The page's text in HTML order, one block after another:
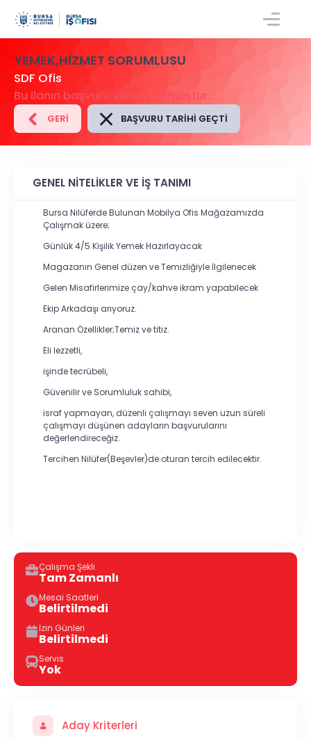
GIRIŞ/KAYIT
YEMEK,HIZMET SORUMLUSU
SDF Ofis
Bu ilanın başvuru süresi dolmuştur.
GERI BAŞVURU TARIHI GEÇTI
GENEL NİTELİKLER VE İŞ TANIMI
Bursa Nilüferde Bulunan Mobilya Ofis Mağazamızda
Çalışmak üzere;
Günlük 4/5 Kişilik Yemek Hazırlayacak
Magazanın Genel düzen ve Temizliğiyle İlgilenecek
Gelen Misafirlerimize çay/kahve ikram yapabilecek
Ekip Arkadaşı arıyoruz.
Aranan Özellikler;Temiz ve titiz.
Eli lezzetli,
işinde tecrübeli,
Güvenilir ve Sorumluluk sahibi,
israf yapmayan, düzenli çalışmayı seven uzun süreli
çalışmayı düşünen adayların başvurularını
değerlendireceğiz.
Tercihen Nilüfer(Beşevler)de oturan tercih edilecektir.
Çalışma Şekli
Tam Zamanlı
Mesai Saatleri
Belirtilmedi
İzin Günleri
Belirtilmedi
Servis
Yok
Aday Kriterleri